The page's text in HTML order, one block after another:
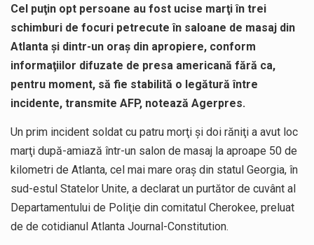
Pompierii militari si un echipaj SMURD au intervenit in aceasta dimineata la degajarea unei persoane care a fost găsită spânzurată…
Cel puţin opt persoane au fost ucise marţi în trei
schimburi de focuri petrecute în saloane de masaj din
Atlanta şi dintr-un oraş din apropiere, conform
informaţiilor difuzate de presa americană fără ca,
pentru moment, să fie stabilită o legătură între
incidente, transmite AFP, notează Agerpres.
Un prim incident soldat cu patru morţi şi doi răniţi a avut loc
marţi după-amiază într-un salon de masaj la aproape 50 de
kilometri de Atlanta, cel mai mare oraş din statul Georgia, în
sud-estul Statelor Unite, a declarat un purtător de cuvânt al
Departamentului de Poliţie din comitatul Cherokee, preluat
de de cotidianul Atlanta Journal-Constitution.